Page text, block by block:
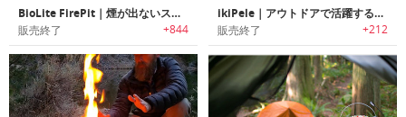
BioLite FirePit｜煙が出ないスモークレスキャンプファイヤー「ファイヤーピット」
販売終了 +844
ikiPele｜アウトドアで活躍するコンパクトで地球環境にも優しいポータブルバーナー「イキペレ」
販売終了 +212